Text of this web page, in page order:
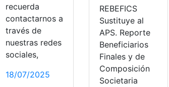
recuerda
contactarnos a
través de
nuestras redes
sociales,
18/07/2025
REBEFICS
Sustituye al
APS. Reporte
Beneficiarios
Finales y de
Composición
Societaria